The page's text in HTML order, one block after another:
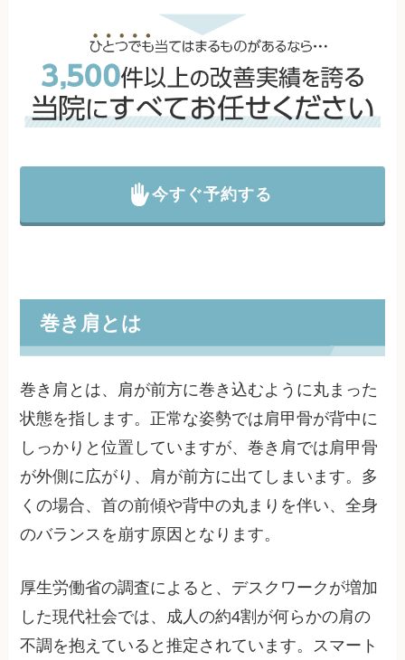
今すぐ予約する
巻き肩とは
巻き肩とは、肩が前方に巻き込むように丸まった
状態を指します。正常な姿勢では肩甲骨が背中に
しっかりと位置していますが、巻き肩では肩甲骨
が外側に広がり、肩が前方に出てしまいます。多
くの場合、首の前傾や背中の丸まりを伴い、全身
のバランスを崩す原因となります。
厚生労働省の調査によると、デスクワークが増加
した現代社会では、成人の約4割が何らかの肩の
不調を抱えていると推定されています。スマート